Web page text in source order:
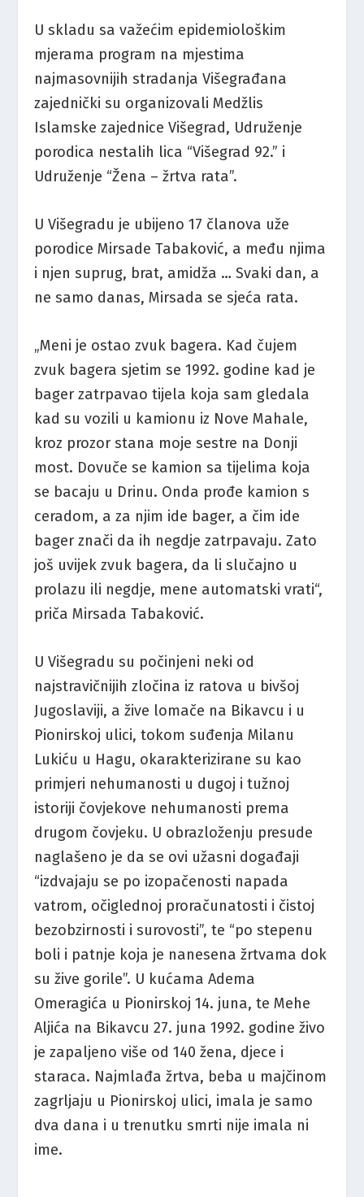
U skladu sa važećim epidemiološkim
mjerama program na mjestima
najmasovnijih stradanja Višegrađana
zajednički su organizovali Medžlis
Islamske zajednice Višegrad, Udruženje
porodica nestalih lica “Višegrad 92.” i
Udruženje “Žena – žrtva rata”.
U Višegradu je ubijeno 17 članova uže
porodice Mirsade Tabaković, a među njima
i njen suprug, brat, amidža … Svaki dan, a
ne samo danas, Mirsada se sjeća rata.
„Meni je ostao zvuk bagera. Kad čujem
zvuk bagera sjetim se 1992. godine kad je
bager zatrpavao tijela koja sam gledala
kad su vozili u kamionu iz Nove Mahale,
kroz prozor stana moje sestre na Donji
most. Dovuče se kamion sa tijelima koja
se bacaju u Drinu. Onda prođe kamion s
ceradom, a za njim ide bager, a čim ide
bager znači da ih negdje zatrpavaju. Zato
još uvijek zvuk bagera, da li slučajno u
prolazu ili negdje, mene automatski vrati“,
priča Mirsada Tabaković.
U Višegradu su počinjeni neki od
najstravičnijih zločina iz ratova u bivšoj
Jugoslaviji, a žive lomače na Bikavcu i u
Pionirskoj ulici, tokom suđenja Milanu
Lukiću u Hagu, okarakterizirane su kao
primjeri nehumanosti u dugoj i tužnoj
istoriji čovjekove nehumanosti prema
drugom čovjeku. U obrazloženju presude
naglašeno je da se ovi užasni događaji
“izdvajaju se po izopačenosti napada
vatrom, očiglednoj proračunatosti i čistoj
bezobzirnosti i surovosti”, te “po stepenu
boli i patnje koja je nanesena žrtvama dok
su žive gorile”. U kućama Adema
Omeragića u Pionirskoj 14. juna, te Mehe
Aljića na Bikavcu 27. juna 1992. godine živo
je zapaljeno više od 140 žena, djece i
staraca. Najmlađa žrtva, beba u majčinom
zagrljaju u Pionirskoj ulici, imala je samo
dva dana i u trenutku smrti nije imala ni
ime.